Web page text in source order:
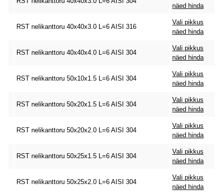
näed hinda
RST nelikanttoru 40x40x3.0 L=6 AISI 316
Vali pikkus
näed hinda
RST nelikanttoru 40x40x4.0 L=6 AISI 304
Vali pikkus
näed hinda
RST nelikanttoru 50x10x1.5 L=6 AISI 304
Vali pikkus
näed hinda
RST nelikanttoru 50x20x1.5 L=6 AISI 304
Vali pikkus
näed hinda
RST nelikanttoru 50x20x2.0 L=6 AISI 304
Vali pikkus
näed hinda
RST nelikanttoru 50x25x1.5 L=6 AISI 304
Vali pikkus
näed hinda
RST nelikanttoru 50x25x2.0 L=6 AISI 304
Vali pikkus
näed hinda